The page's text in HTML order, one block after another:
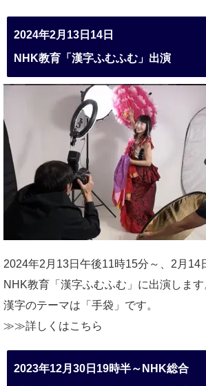
2024年2月13日14日
NHK教育「漢字ふむふむ」出演
2024年2月13日午後11時15分～、2月14
NHK教育「漢字ふむふむ」に出演します
漢字のテーマは「手袋」です。
≫≫詳しくはこちら
2023年12月30日19時半～NHK総合